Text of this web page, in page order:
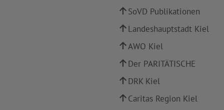
SoVD Publikationen
Landeshauptstadt Kiel
AWO Kiel
Der PARITÄTISCHE
DRK Kiel
Caritas Region Kiel